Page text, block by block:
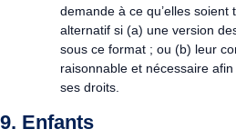
demande à ce qu’elles
alternatif si (a) une version
sous ce format ; ou (b) leur
raisonnable et nécessaire
ses droits.
9. Enfants